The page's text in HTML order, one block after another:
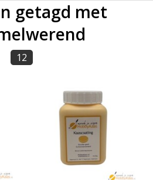
getagd met
12